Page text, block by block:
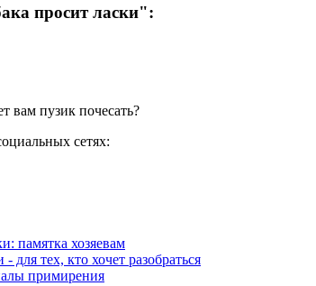
просит ласки":
вам пузик почесать?
сетях:
памятка хозяевам
тех, кто хочет разобраться
примирения